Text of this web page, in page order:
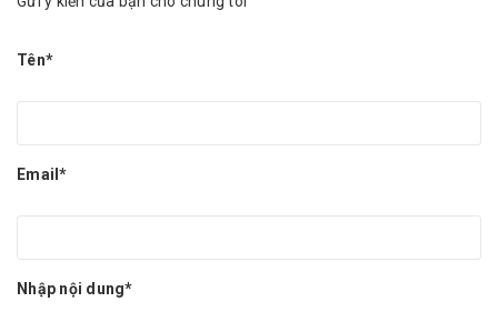
Tên*
Email*
Nhập nội dung*